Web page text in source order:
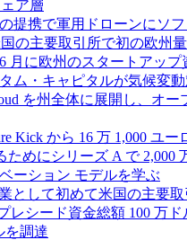
ア層
提携で軍用ドローンにソ
国の主要取引所で初の欧
月に欧州のスタートアップ
ム・キャピタルが気候変
を州全体に展開し、オー
Kick から 16 万 1,000 ユー
めにシリーズ A で 2,000
ーション モデルを学ぶ
として初めて米国の主要
レシード資金総額 100 万ド
を調達